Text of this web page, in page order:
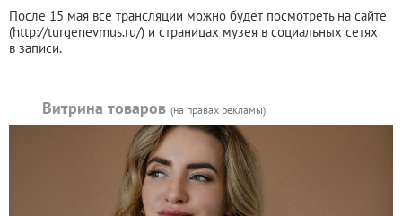
После 15 мая все трансляции можно будет посмотреть на сайте
(http://turgenevmus.ru/) и страницах музея в социальных сетях
в записи.
Витрина товаров (на правах рекламы)